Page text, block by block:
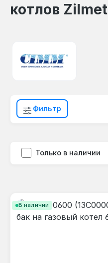
котлов Zilmet
Фильтр
Только в наличии
В наличии